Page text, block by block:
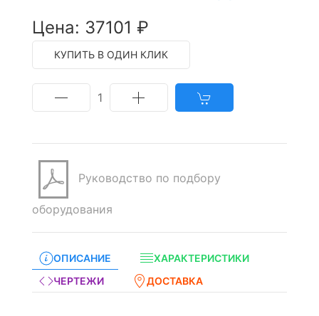
Цена: 37101 ₽
КУПИТЬ В ОДИН КЛИК
1
Руководство по подбору
оборудования
ОПИСАНИЕ
ХАРАКТЕРИСТИКИ
ЧЕРТЕЖИ
ДОСТАВКА